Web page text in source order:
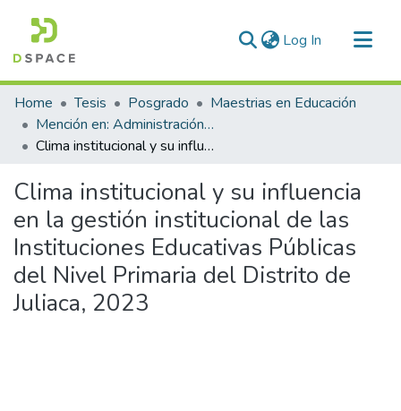
Log In (current)
Communities & Collections
All of DSpace
Statistics
Home Tesis Posgrado
Maestrias en Educación
Mención en: Administración y Gerencia Educativa
Clima institucional y su influencia en la gestión institucional de las Instituciones Educativas Públicas del Nivel Primaria del Distrito de Juliaca, 2023
Clima institucional y su influencia
en la gestión institucional de las
Instituciones Educativas Públicas
del Nivel Primaria del Distrito de
Juliaca, 2023